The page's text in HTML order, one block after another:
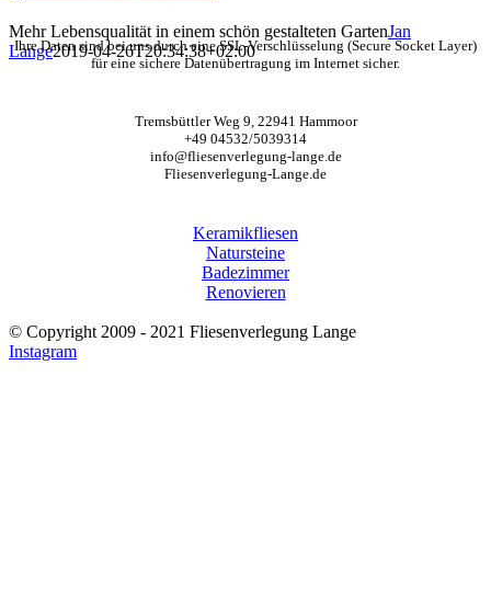
Mehr Lebensqualität in einem schön gestalteten GartenJan
Lange2019-04-26T20:34:38+02:00
Ihre Daten sind bei uns durch eine SSL-Verschlüsselung (Secure Socket Layer)
für eine sichere Datenübertragung im Internet sicher.
Tremsbüttler Weg 9, 22941 Hammoor
+49 04532/5039314
info@fliesenverlegung-lange.de
Fliesenverlegung-Lange.de
Keramikfliesen
Natursteine
Badezimmer
Renovieren
© Copyright 2009 - 2021 Fliesenverlegung Lange
Instagram